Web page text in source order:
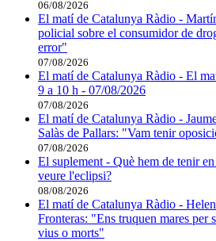
06/08/2026
El matí de Catalunya Ràdio -
policial sobre el consumidor de
error"
07/08/2026
El matí de Catalunya Ràdio - El
9 a 10 h - 07/08/2026
07/08/2026
El matí de Catalunya Ràdio -
Salàs de Pallars: "Vam tenir
07/08/2026
El suplement - Què hem de tenir
veure l'eclipsi?
08/08/2026
El matí de Catalunya Ràdio -
Fronteras: "Ens truquen mares per
vius o morts"